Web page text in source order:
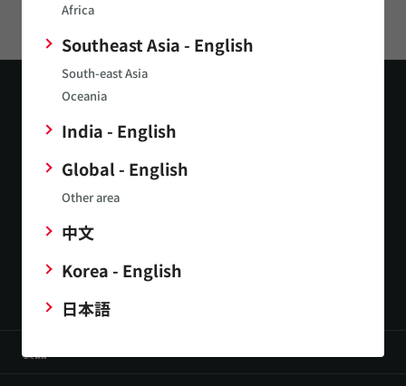
Africa
Southeast Asia - English
South-east Asia
Oceania
India - English
Global - English
Other area
中文
Korea - English
日本語
このページをシェアする
製品